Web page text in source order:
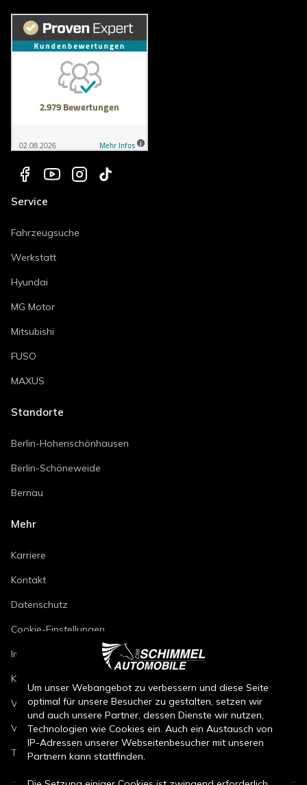
Service
Fahrzeugsuche
Werkstatt
Hyundai
MG Motor
Mitsubishi
FUSO
MAXUS
Standorte
Berlin-Hohenschönhausen
Berlin-Schöneweide
Bernau
Mehr
Karriere
Kontakt
Datenschutz
Cookie-Einstellungen
Impressum
Kfz-Reparaturbedingungen
Verkaufsbedingungen Neuwagen
Verkaufsbedingungen Gebrauchtwagen
Teileverkaufsbedingungen
Um unser Webangebot zu verbessern und diese Seite
optimal für unsere Besucher zu gestalten, setzen wir
und auch unsere Partner, dessen Dienste wir nutzen,
Technologien wie Cookies ein. Auch ein Austausch von
IP-Adressen unserer Webseitenbesucher mit unseren
Partnern kann stattfinden.